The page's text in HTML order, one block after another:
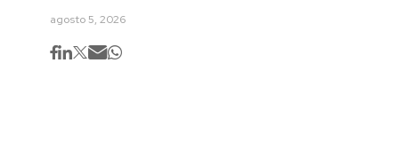
agosto 5, 2026